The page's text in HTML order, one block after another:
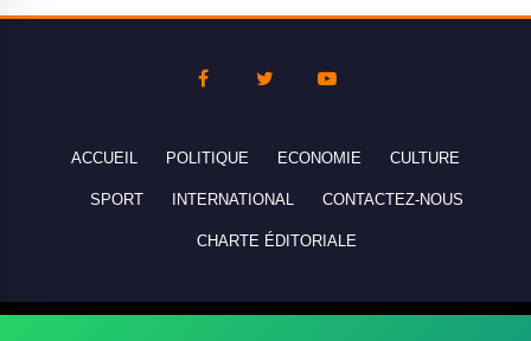
ACCUEIL POLITIQUE ECONOMIE CULTURE
SPORT INTERNATIONAL CONTACTEZ-NOUS
CHARTE ÉDITORIALE